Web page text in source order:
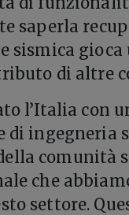
saperla
sismica gioca
di altre
l’Italia con
ingegneria
comunità
che
settore.